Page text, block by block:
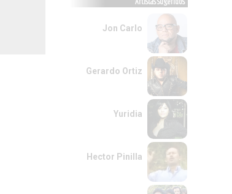
Jon Carlo
Gerardo Ortiz
Yuridia
Hector Pinilla